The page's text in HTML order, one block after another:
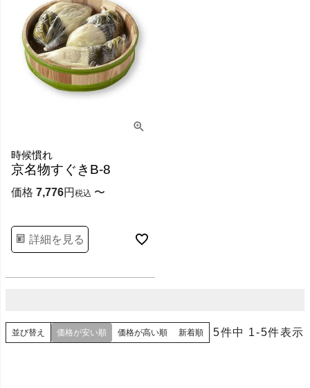
時候慣れ
京名物すぐきB-8
価格 7,776 税込 〜
詳細を見る
並び替え 価格が安い順 価格が高い順 新着順 5件中 1-5件表示